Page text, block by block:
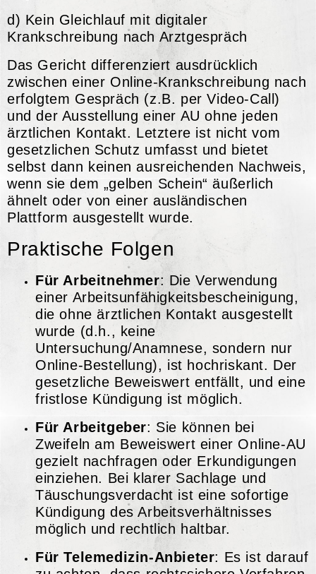
d) Kein Gleichlauf mit digitaler
Krankschreibung nach Arztgespräch
Das Gericht differenziert ausdrücklich
zwischen einer Online-Krankschreibung nach
erfolgtem Gespräch (z.B. per Video-Call)
und der Ausstellung einer AU ohne jeden
ärztlichen Kontakt. Letztere ist nicht vom
gesetzlichen Schutz umfasst und bietet
selbst dann keinen ausreichenden Nachweis,
wenn sie dem „gelben Schein“ äußerlich
ähnelt oder von einer ausländischen
Plattform ausgestellt wurde.
Praktische Folgen
Für Arbeitnehmer: Die Verwendung
einer Arbeitsunfähigkeitsbescheinigung,
die ohne ärztlichen Kontakt ausgestellt
wurde (d.h., keine
Untersuchung/Anamnese, sondern nur
Online-Bestellung), ist hochriskant. Der
gesetzliche Beweiswert entfällt, und eine
fristlose Kündigung ist möglich.
Für Arbeitgeber: Sie können bei
Zweifeln am Beweiswert einer Online-AU
gezielt nachfragen oder Erkundigungen
einziehen. Bei klarer Sachlage und
Täuschungsverdacht ist eine sofortige
Kündigung des Arbeitsverhältnisses
möglich und rechtlich haltbar.
Für Telemedizin-Anbieter: Es ist darauf